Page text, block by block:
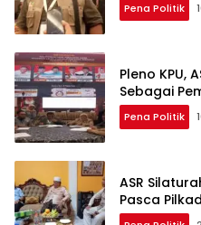
Pena Politik
Pleno KPU,
Sebagai
Pena Politik
ASR
Pasca